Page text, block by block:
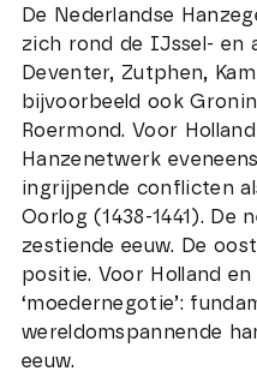
De Nederlandse
zich rond de IJssel- en
Deventer, Zutphen,
bijvoorbeeld ook
Roermond. Voor
Hanzenetwerk
ingrijpende conflicten
Oorlog (1438-1441). De
zestiende eeuw. De
positie. Voor Holland
‘moedernegotie’:
wereldomspannende
eeuw.